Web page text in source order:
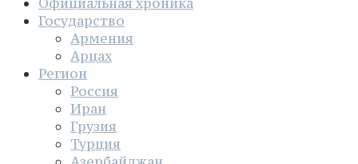
Государство
Армения
Арцах
Регион
Россия
Иран
Грузия
Турция